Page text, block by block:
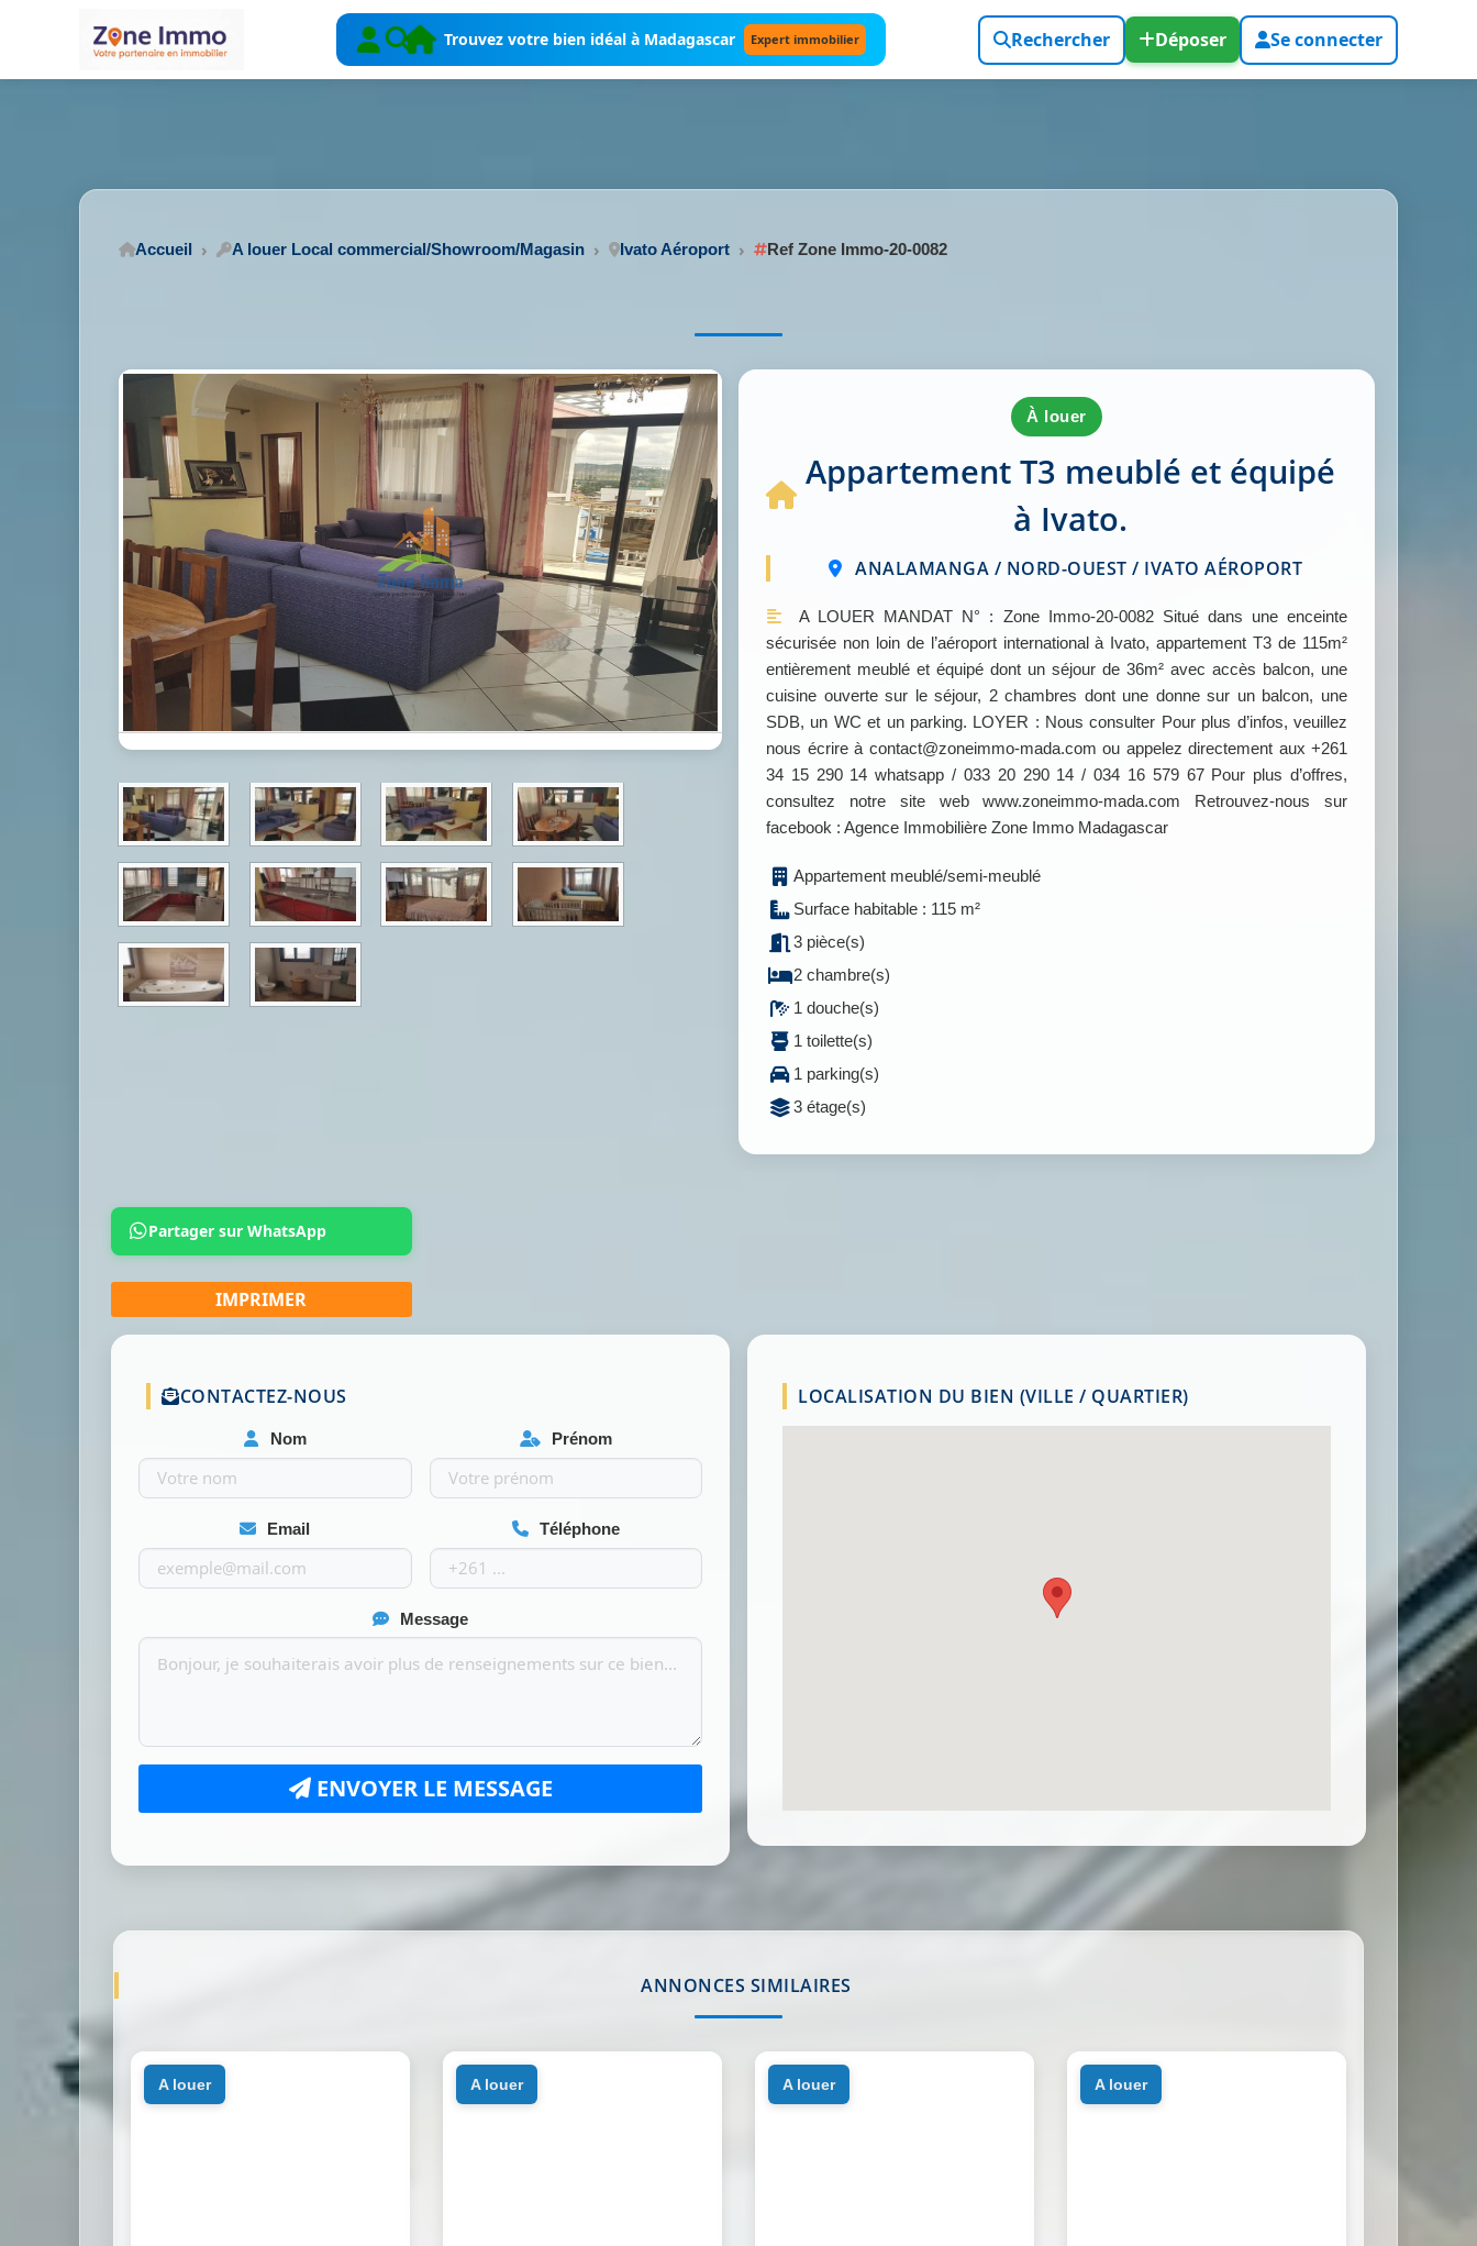
Trouvez votre bien idéal à Madagascar Expert immobilier Rechercher Déposer Se connecter
Accueil A louer Local commercial/Showroom/Magasin Ivato Aéroport Ref Zone Immo-20-0082
à louer
Appartement T3 meublé et équipé
à Ivato.
ANALAMANGA / NORD-OUEST / IVATO AÉROPORT
A LOUER MANDAT N° : Zone Immo-20-0082 Situé dans une enceinte
sécurisée non loin de l’aéroport international à Ivato, appartement T3 de 115m²
entièrement meublé et équipé dont un séjour de 36m² avec accès balcon, une
cuisine ouverte sur le séjour, 2 chambres dont une donne sur un balcon, une
SDB, un WC et un parking. LOYER : Nous consulter Pour plus d’infos, veuillez
nous écrire à contact@zoneimmo-mada.com ou appelez directement aux +261
34 15 290 14 whatsapp / 033 20 290 14 / 034 16 579 67 Pour plus d’offres,
consultez notre site web www.zoneimmo-mada.com Retrouvez-nous sur
facebook : Agence Immobilière Zone Immo Madagascar
Appartement meublé/semi-meublé
Surface habitable : 115 m²
3 pièce(s)
2 chambre(s)
1 douche(s)
1 toilette(s)
1 parking(s)
3 étage(s)
Partager sur WhatsApp
CONTACTEZ-NOUS
Nom Prénom
Email Téléphone
Message
ENVOYER LE MESSAGE
LOCALISATION DU BIEN (VILLE / QUARTIER)
ANNONCES SIMILAIRES
a louer a louer a louer a louer